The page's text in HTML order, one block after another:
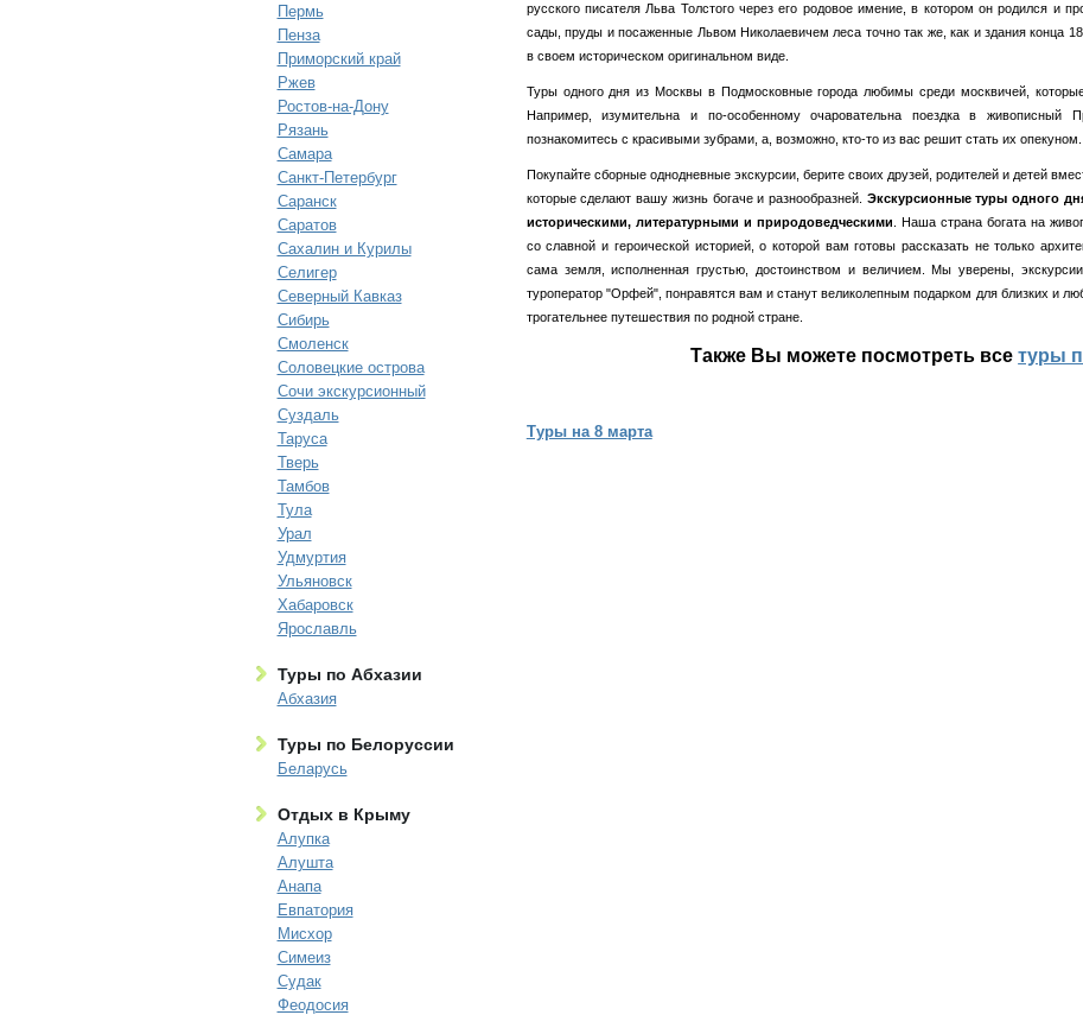
Пермь
Пенза
Приморский край
Ржев
Ростов-на-Дону
Рязань
Самара
Санкт-Петербург
Саранск
Саратов
Сахалин и Курилы
Селигер
Северный Кавказ
Сибирь
Смоленск
Соловецкие острова
Сочи экскурсионный
Суздаль
Таруса
Тверь
Тамбов
Тула
Урал
Удмуртия
Ульяновск
Хабаровск
Ярославль
Туры по Абхазии
Абхазия
Туры по Белоруссии
Беларусь
Отдых в Крыму
Алупка
Алушта
Анапа
Евпатория
Мисхор
Симеиз
Судак
Феодосия
русского писателя Льва Толстого через его родовое имение, в котором он родился и
сады, пруды и посаженные Львом Николаевичем леса точно так же, как и здания конца
в своем историческом оригинальном виде.
Туры одного дня из Москвы в Подмосковные города любимы среди москвичей,
Например, изумительна и по-особенному очаровательна поездка в живописный
познакомитесь с красивыми зубрами, а, возможно, кто-то из вас решит стать их опекуном.
Покупайте сборные однодневные экскурсии, берите своих друзей, родителей и детей
которые сделают вашу жизнь богаче и разнообразней. Экскурсионные туры одного
историческими, литературными и природоведческими . Наша страна богата на
со славной и героической историей, о которой вам готовы рассказать не только
сама земля, исполненная грустью, достоинством и величием. Мы уверены,
туроператор "Орфей", понравятся вам и станут великолепным подарком для близких и
трогательнее путешествия по родной стране.
Также Вы можете посмотреть всетуры
Туры на 8 марта